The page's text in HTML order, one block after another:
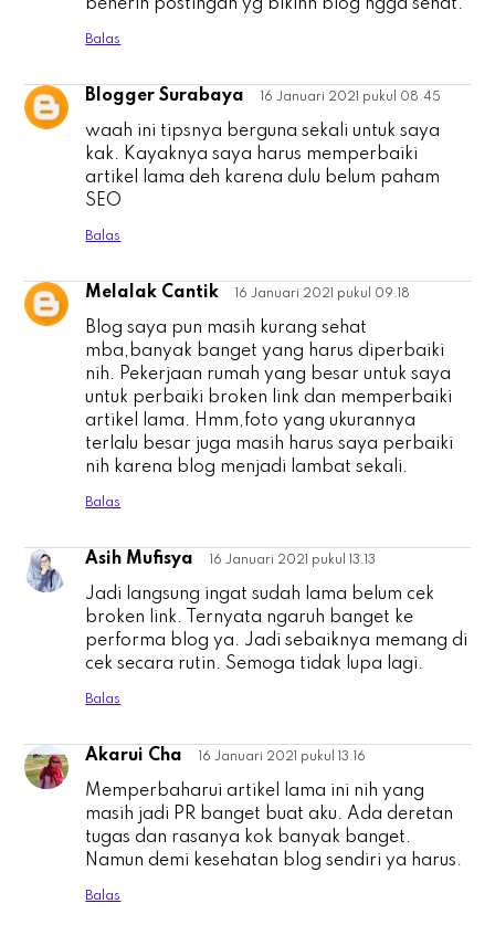
benerin postingan yg bikinn blog ngga sehat.
Balas
B Blogger Surabaya 16 Januari 2021 pukul 08.45
waah ini tipsnya berguna sekali untuk saya
kak. Kayaknya saya harus memperbaiki
artikel lama deh karena dulu belum paham
SEO
Balas
M Melalak Cantik 16 Januari 2021 pukul 09.18
Blog saya pun masih kurang sehat
mba,banyak banget yang harus diperbaiki
nih. Pekerjaan rumah yang besar untuk saya
untuk perbaiki broken link dan memperbaiki
artikel lama. Hmm,foto yang ukurannya
terlalu besar juga masih harus saya perbaiki
nih karena blog menjadi lambat sekali.
Balas
A Asih Mufisya 16 Januari 2021 pukul 13.13
Jadi langsung ingat sudah lama belum cek
broken link. Ternyata ngaruh banget ke
performa blog ya. Jadi sebaiknya memang di
cek secara rutin. Semoga tidak lupa lagi.
Balas
A Akarui Cha 16 Januari 2021 pukul 13.16
Memperbaharui artikel lama ini nih yang
masih jadi PR banget buat aku. Ada deretan
tugas dan rasanya kok banyak banget.
Namun demi kesehatan blog sendiri ya harus.
Balas